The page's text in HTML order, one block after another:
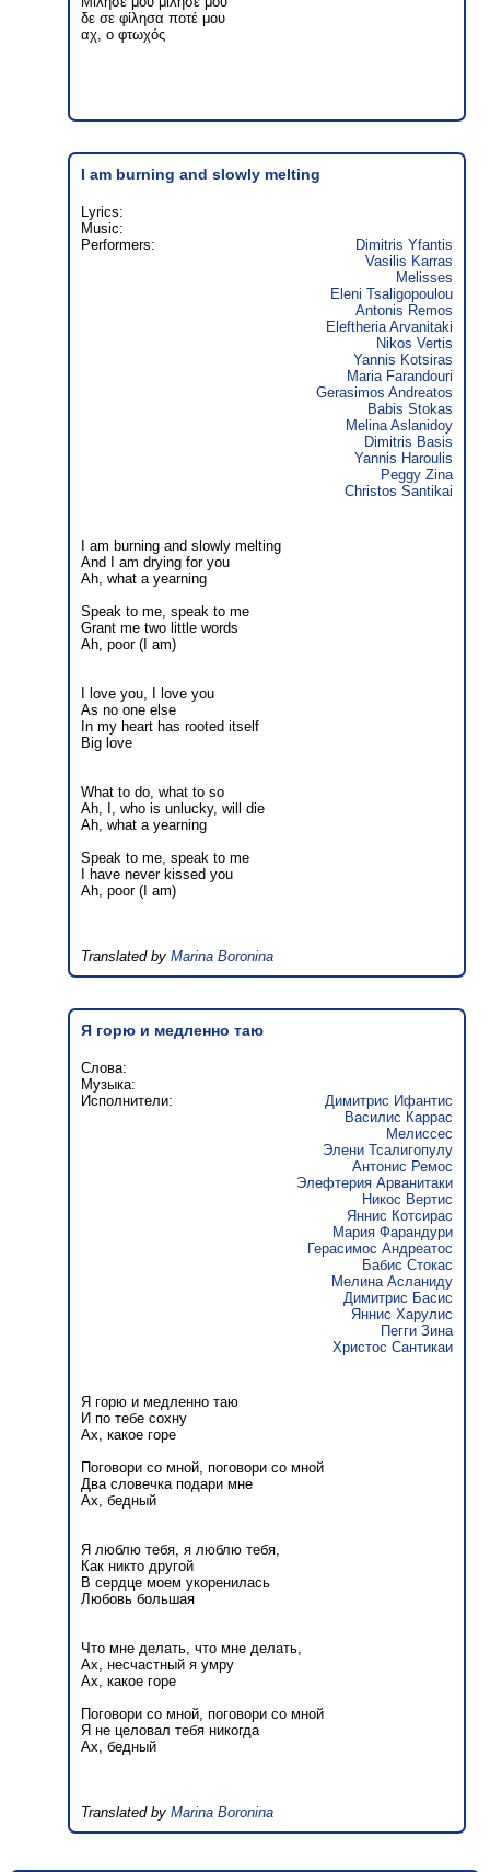
δε σε φίλησα ποτέ μου
αχ, ο φτωχός
I am burning and slowly melting
Lyrics:
Music:
Performers:
Dimitris Yfantis
Vasilis Karras
Melisses
Eleni Tsaligopoulou
Antonis Remos
Eleftheria Arvanitaki
Nikos Vertis
Yannis Kotsiras
Maria Farandouri
Gerasimos Andreatos
Babis Stokas
Melina Aslanidoy
Dimitris Basis
Yannis Haroulis
Peggy Zina
Christos Santikai
I am burning and slowly melting
And I am drying for you
Ah, what a yearning
Speak to me, speak to me
Grant me two little words
Ah, poor (I am)
I love you, I love you
As no one else
In my heart has rooted itself
Big love
What to do, what to so
Ah, I, who is unlucky, will die
Ah, what a yearning
Speak to me, speak to me
I have never kissed you
Ah, poor (I am)
Translated byMarina Boronina
Я горю и медленно таю
Слова:
Музыка:
Исполнители:
Димитрис Ифантис
Василис Каррас
Мелиссес
Элени Тсалигопулу
Антонис Ремос
Элефтерия Арванитаки
Никос Вертис
Яннис Котсирас
Мария Фарандури
Герасимос Андреатос
Бабис Стокас
Мелина Асланиду
Димитрис Басис
Яннис Харулис
Пегги Зина
Христос Сантикаи
Я горю и медленно таю
И по тебе сохну
Ах, какое горе
Поговори со мной, поговори со мной
Два словечка подари мне
Ах, бедный
Я люблю тебя, я люблю тебя,
Как никто другой
В сердце моем укоренилась
Любовь большая
Что мне делать, что мне делать,
Ах, несчастный я умру
Ах, какое горе
Поговори со мной, поговори со мной
Я не целовал тебя никогда
Ах, бедный
Translated byMarina Boronina